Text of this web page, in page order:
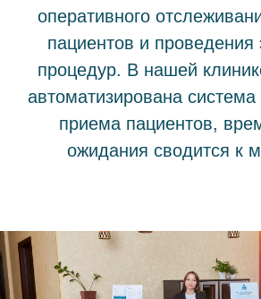
оперативного
пациентов и проведения
процедур. В нашей
автоматизирована система
приема пациентов,
ожидания сводится к